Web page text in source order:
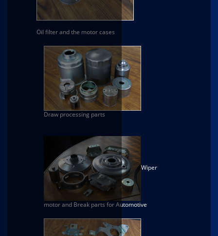
Oil filter and the motor cases
Draw processing parts
Wiper
motor and Break parts for Automotive